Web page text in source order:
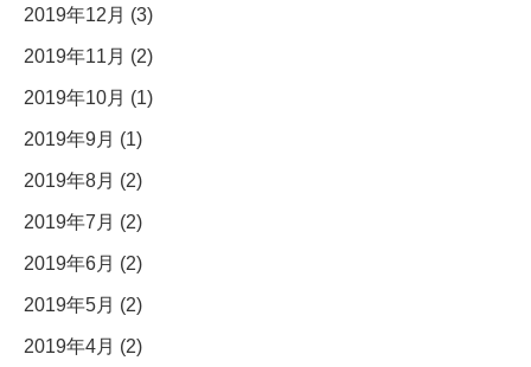
2019年12月 (3)
2019年11月 (2)
2019年10月 (1)
2019年9月 (1)
2019年8月 (2)
2019年7月 (2)
2019年6月 (2)
2019年5月 (2)
2019年4月 (2)